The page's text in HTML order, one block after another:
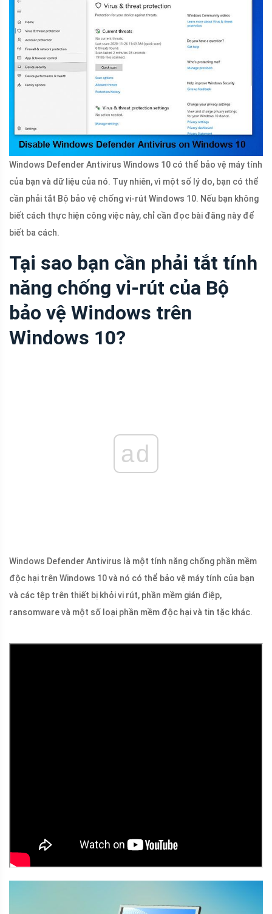
Windows Defender Antivirus Windows 10 có thể bảo vệ máy tính
của bạn và dữ liệu của nó. Tuy nhiên, vì một số lý do, bạn có thể
cần phải tắt Bộ bảo vệ chống vi-rút Windows 10. Nếu bạn không
biết cách thực hiện công việc này, chỉ cần đọc bài đăng này để
biết ba cách.
Tại sao bạn cần phải tắt tính
năng chống vi-rút của Bộ
bảo vệ Windows trên
Windows 10?
ad
Windows Defender Antivirus là một tính năng chống phần mềm
độc hại trên Windows 10 và nó có thể bảo vệ máy tính của bạn
và các tệp trên thiết bị khỏi vi rút, phần mềm gián điệp,
ransomware và một số loại phần mềm độc hại và tin tặc khác.